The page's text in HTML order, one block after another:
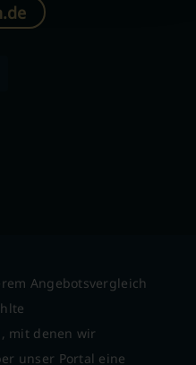
Angebotsvergleich
mit denen wir
unser Portal eine